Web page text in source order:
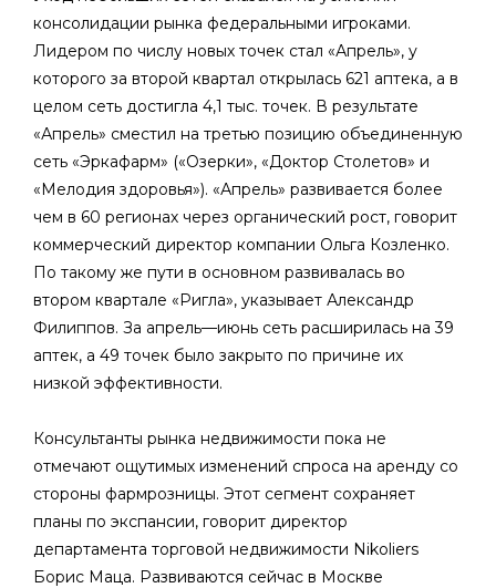
консолидации рынка федеральными игроками.
Лидером по числу новых точек стал «Апрель», у
которого за второй квартал открылась 621 аптека, а в
целом сеть достигла 4,1 тыс. точек. В результате
«Апрель» сместил на третью позицию объединенную
сеть «Эркафарм» («Озерки», «Доктор Столетов» и
«Мелодия здоровья»). «Апрель» развивается более
чем в 60 регионах через органический рост, говорит
коммерческий директор компании Ольга Козленко.
По такому же пути в основном развивалась во
втором квартале «Ригла», указывает Александр
Филиппов. За апрель—июнь сеть расширилась на 39
аптек, а 49 точек было закрыто по причине их
низкой эффективности.
Консультанты рынка недвижимости пока не
отмечают ощутимых изменений спроса на аренду со
стороны фармрозницы. Этот сегмент сохраняет
планы по экспансии, говорит директор
департамента торговой недвижимости Nikoliers
Борис Маца. Развиваются сейчас в Москве